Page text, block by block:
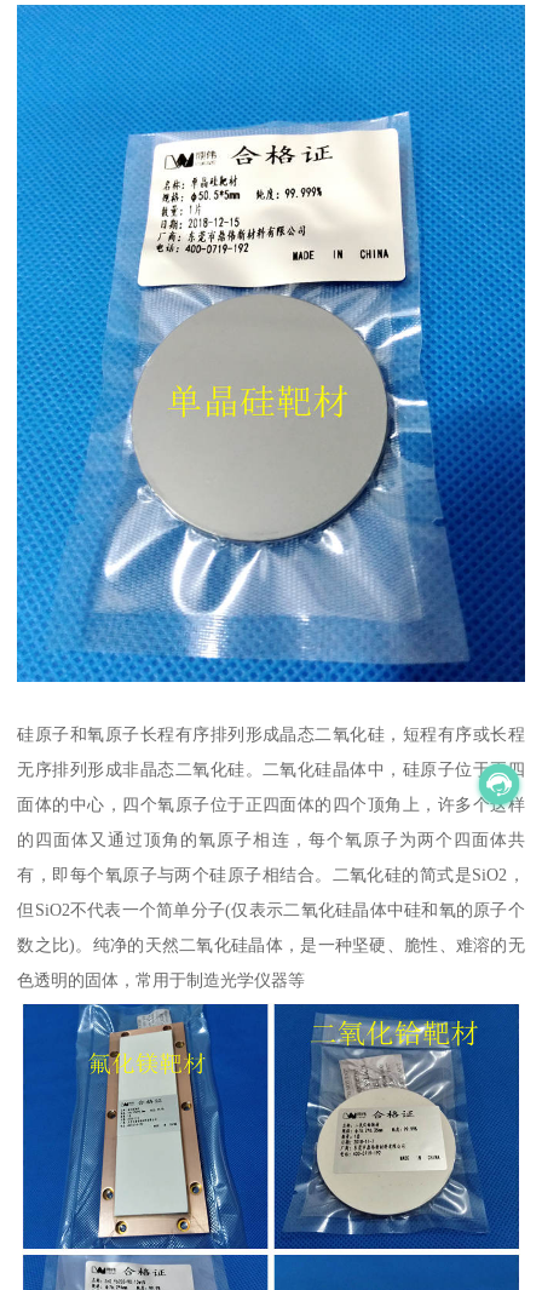
硅原子和氧原子长程有序排列形成晶态二氧化硅，短程有序或长程
无序排列形成非晶态二氧化硅。二氧化硅晶体中，硅原子位于正四
面体的中心，四个氧原子位于正四面体的四个顶角上，许多个这样
的四面体又通过顶角的氧原子相连，每个氧原子为两个四面体共
有，即每个氧原子与两个硅原子相结合。二氧化硅的简式是SiO2，
但SiO2不代表一个简单分子(仅表示二氧化硅晶体中硅和氧的原子个
数之比)。纯净的天然二氧化硅晶体，是一种坚硬、脆性、难溶的无
色透明的固体，常用于制造光学仪器等